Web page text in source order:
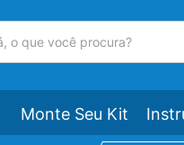
Monte Seu Kit